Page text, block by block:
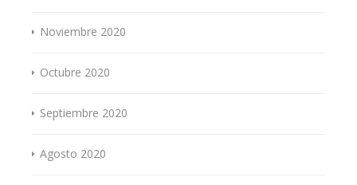
Noviembre 2020
Octubre 2020
Septiembre 2020
Agosto 2020